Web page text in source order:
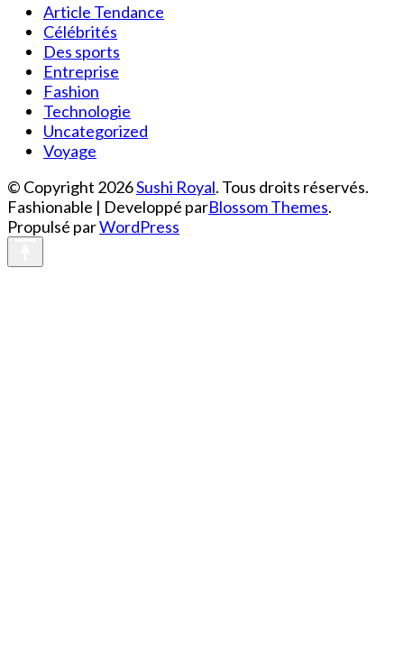
Article Tendance
Célébrités
Des sports
Entreprise
Fashion
Technologie
Uncategorized
Voyage
© Copyright 2026Sushi Royal. Tous droits réservés.
Fashionable | Developpé parBlossom Themes.
Propulsé parWordPress